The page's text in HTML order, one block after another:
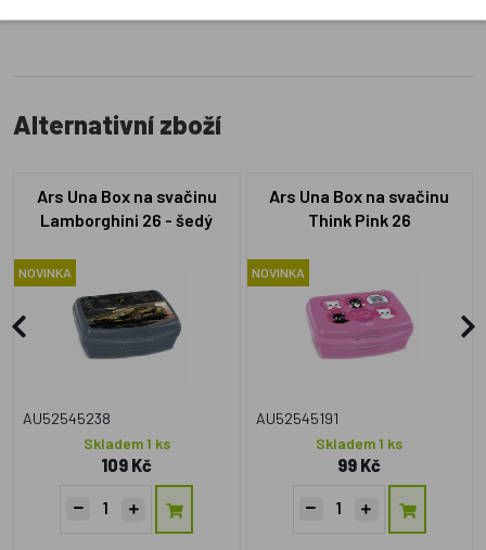
Alternativní zboží
Ars Una Box na svačinu
Lamborghini 26 - šedý
NOVINKA
AU52545238
Skladem 1 ks
109 Kč
Ars Una Box na svačinu
Think Pink 26
NOVINKA
AU52545191
Skladem 1 ks
99 Kč